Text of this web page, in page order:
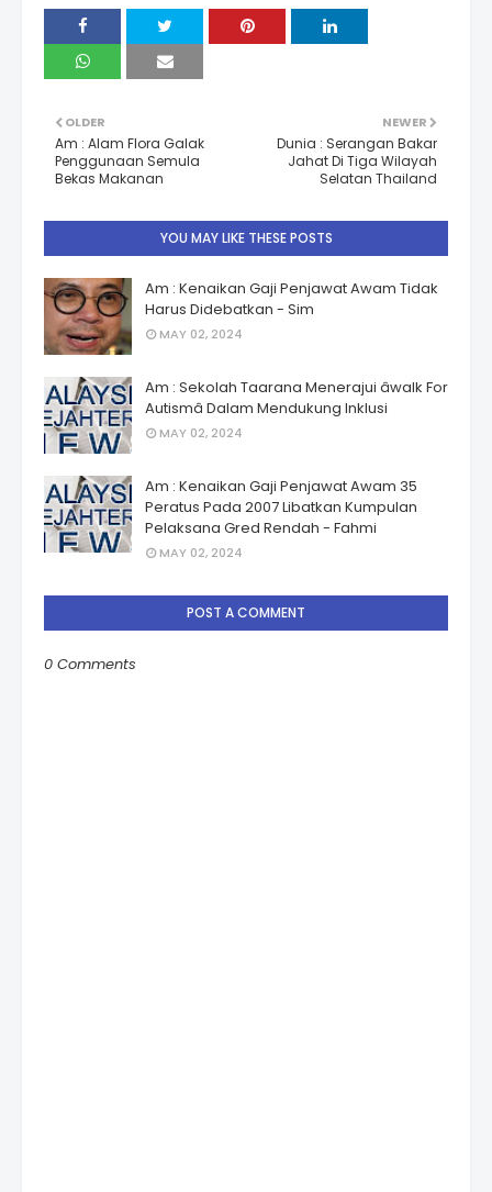
NEWER
Dunia : Serangan Bakar
Jahat Di Tiga Wilayah
Selatan Thailand
OLDER
Am : Alam Flora Galak
Penggunaan Semula
Bekas Makanan
YOU MAY LIKE THESE POSTS
Am : Kenaikan Gaji Penjawat Awam Tidak
Harus Didebatkan - Sim
MAY 02, 2024
Am : Sekolah Taarana Menerajui âwalk For
Autismâ Dalam Mendukung Inklusi
MAY 02, 2024
Am : Kenaikan Gaji Penjawat Awam 35
Peratus Pada 2007 Libatkan Kumpulan
Pelaksana Gred Rendah - Fahmi
MAY 02, 2024
POST A COMMENT
0 Comments